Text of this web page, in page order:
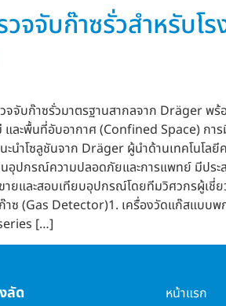
วจจับก๊าซรั่วสำหรับ
จจับก๊าซรั่วมาตรฐานสากลจาก Dräger
และพื้นที่อับอากาศ (Confined Space) ก
ำโซลูชันจาก Dräger ผู้นำด้านเทคโนโล
อุปกรณ์ความปลอดภัยและการแพทย์ มีประ
ยและสอบเทียบอุปกรณ์โดยทีมวิศวกรผู้เ
(Gas Detector)1. เครื่องวัดแก๊สแบบ
[…]
ลัด หน้าแรก